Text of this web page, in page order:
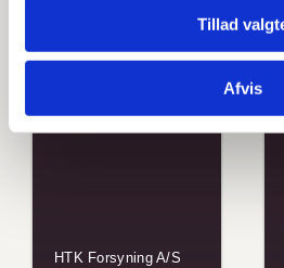
Tillad
Afvis
HTK Forsyning A/S